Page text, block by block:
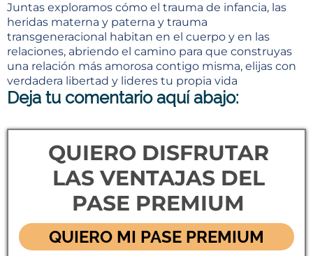
Juntas exploramos cómo el trauma de infancia, las
heridas materna y paterna y trauma
transgeneracional habitan en el cuerpo y en las
relaciones, abriendo el camino para que construyas
una relación más amorosa contigo misma, elijas con
verdadera libertad y lideres tu propia vida
Deja tu comentario aquí abajo:
QUIERO DISFRUTAR
LAS VENTAJAS DEL
PASE PREMIUM
QUIERO MI PASE PREMIUM